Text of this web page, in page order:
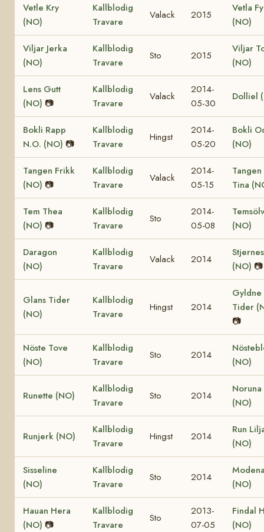
Vetle Kry
(NO)
Kallblodig
Travare
Valack 2015
Vetla
(NO)
Viljar Jerka
(NO)
Kallblodig
Travare
Sto 2015
Viljar
(NO)
Lens Gutt
(NO) 📷
Kallblodig
Travare
Valack
2014-
05-30
Dolliel
Bokli Rapp
N.O. (NO) 📷
Kallblodig
Travare
Hingst
2014-
05-20
Bokli
(NO)
Tangen Frikk
(NO) 📷
Kallblodig
Travare
Valack
2014-
05-15
Tangen
Tina
Tem Thea
(NO) 📷
Kallblodig
Travare
Sto
2014-
05-08
Temsölv
(NO)
Daragon
(NO)
Kallblodig
Travare
Valack 2014
(NO) 📷
Glans Tider
(NO)
Kallblodig
Travare
Hingst 2014
Gyldne
Tider
📷
Nöste Tove
(NO)
Kallblodig
Travare
Sto 2014
(NO)
Runette (NO)
Kallblodig
Travare
Sto 2014
Noruna
(NO)
Runjerk (NO)
Kallblodig
Travare
Hingst 2014
Run
(NO)
Sisseline
(NO)
Kallblodig
Travare
Sto 2014
(NO)
Hauan Hera
(NO) 📷
Kallblodig
Travare
Sto
2013-
07-05
Findal
(NO)